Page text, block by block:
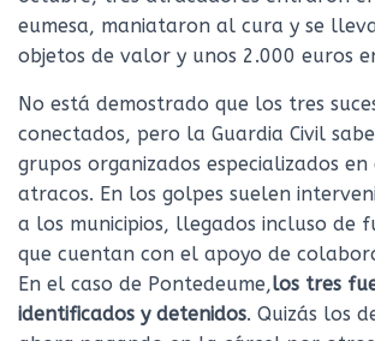
eumesa, maniataron al cura y se
objetos de valor y unos 2.000 euros
No está demostrado que los tres
conectados, pero la Guardia Civil
grupos organizados especializados
atracos. En los golpes suelen
a los municipios, llegados incluso de
que cuentan con el apoyo de
En el caso de Pontedeume,los tres
identificados y detenidos. Quizás los